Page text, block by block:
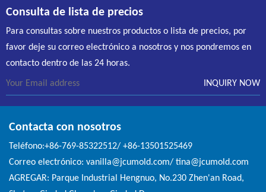
Consulta de lista de precios
Para consultas sobre nuestros productos o lista de precios, por
favor deje su correo electrónico a nosotros y nos pondremos en
contacto dentro de las 24 horas.
Contacta con nosotros
Teléfono:+86-769-85322512/ +86-13501525469
Correo electrónico: vanilla@jcumold.com/ tina@jcumold.com
AGREGAR: Parque Industrial Hengnuo, No.230 Zhen'an Road,